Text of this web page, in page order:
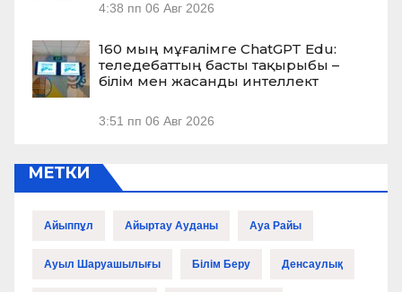
4:38 пп 06 Авг 2026
160 мың мұғалімге ChatGPT Edu:
теледебаттың басты тақырыбы –
білім мен жасанды интеллект
3:51 пп 06 Авг 2026
МЕТКИ
Айыппұл Айыртау Ауданы Ауа Райы
Ауыл Шаруашылығы Білім Беру Денсаулық